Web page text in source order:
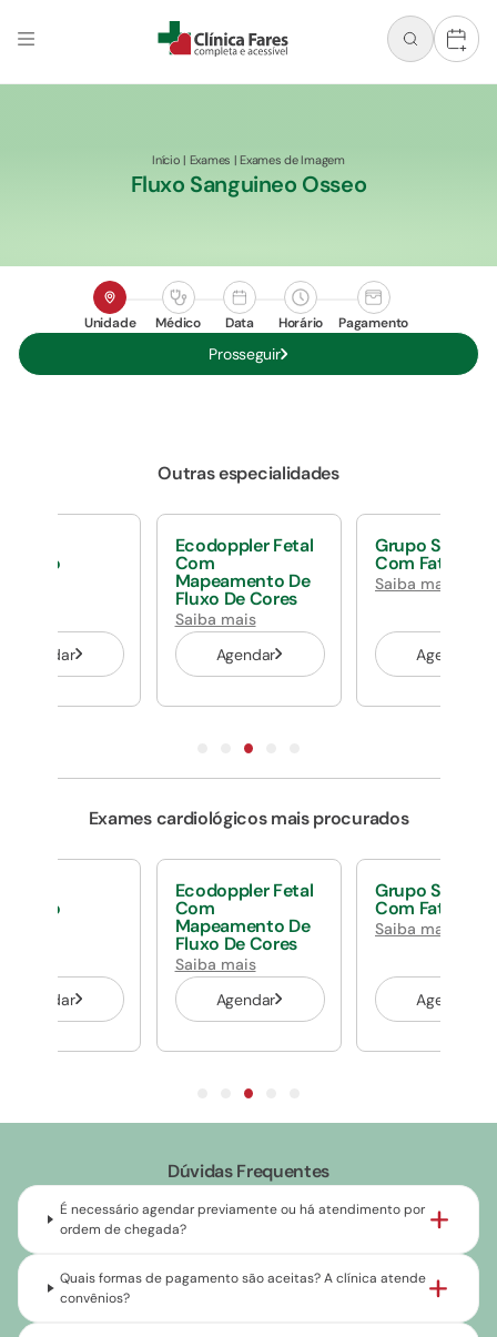
+
Início | Exames |Exames de Imagem
Fluxo Sanguineo Osseo
Unidade Médico Data Horário Pagamento
Prosseguir
Outras especialidades
Agendar
Ecodoppler Fetal
Com
Mapeamento De
Fluxo De Cores
Saiba mais
Agendar
Grupo
Com Fator Rh
Saiba mais
Agendar
Exames cardiológicos mais procurados
Agendar
Ecodoppler Fetal
Com
Mapeamento De
Fluxo De Cores
Saiba mais
Agendar
Grupo
Com Fator Rh
Saiba mais
Agendar
Dúvidas Frequentes
É necessário agendar previamente ou há atendimento por
ordem de chegada?
Quais formas de pagamento são aceitas? A clínica atende
convênios?